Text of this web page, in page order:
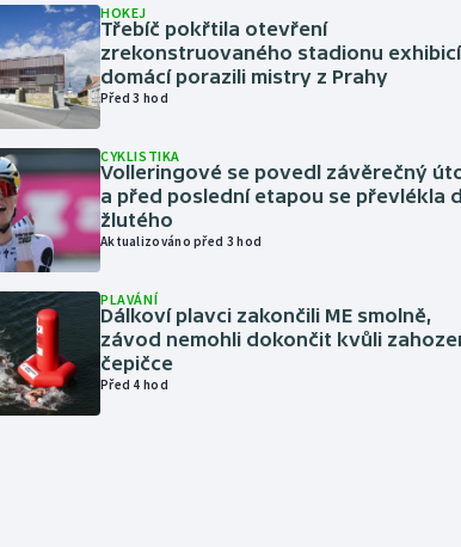
HOKEJ
Třebíč pokřtila otevření
zrekonstruovaného stadionu
domácí porazili mistry z Prahy
Před 3 hod
CYKLISTIKA
Volleringové se povedl závěrečný
a před poslední etapou se převlékla
žlutého
Aktualizováno před 3 hod
PLAVÁNÍ
Dálkoví plavci zakončili ME smolně,
závod nemohli dokončit kvůli
čepičce
Před 4 hod